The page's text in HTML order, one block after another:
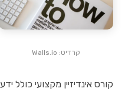
קרדיט: Walls.io
קורס אינדיזיין מקצועי כולל ידע